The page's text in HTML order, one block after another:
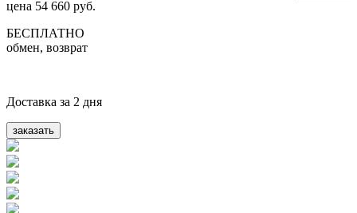
цена 54 660 руб.
БЕСПЛАТНО
обмен, возврат
Доставка за 2 дня
заказать